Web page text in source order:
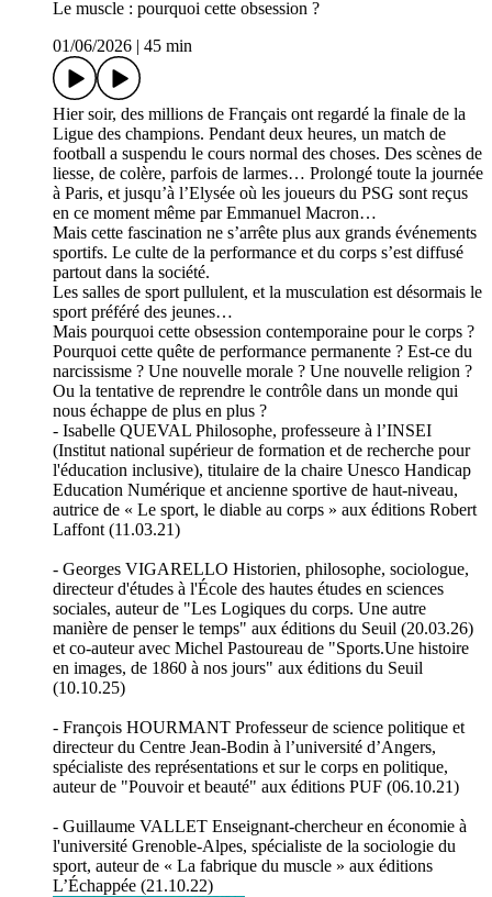
Le muscle : pourquoi cette obsession ?
01/06/2026
45 min
Hier soir, des millions de Français ont regardé la finale de la
Ligue des champions. Pendant deux heures, un match de
football a suspendu le cours normal des choses. Des scènes de
liesse, de colère, parfois de larmes… Prolongé toute la journée
à Paris, et jusqu’à l’Elysée où les joueurs du PSG sont reçus
en ce moment même par Emmanuel Macron…
Mais cette fascination ne s’arrête plus aux grands événements
sportifs. Le culte de la performance et du corps s’est diffusé
partout dans la société.
Les salles de sport pullulent, et la musculation est désormais le
sport préféré des jeunes…
Mais pourquoi cette obsession contemporaine pour le corps ?
Pourquoi cette quête de performance permanente ? Est-ce du
narcissisme ? Une nouvelle morale ? Une nouvelle religion ?
Ou la tentative de reprendre le contrôle dans un monde qui
nous échappe de plus en plus ?
- Isabelle QUEVAL Philosophe, professeure à l’INSEI
(Institut national supérieur de formation et de recherche pour
l'éducation inclusive), titulaire de la chaire Unesco Handicap
Education Numérique et ancienne sportive de haut-niveau,
autrice de « Le sport, le diable au corps » aux éditions Robert
Laffont (11.03.21)
- Georges VIGARELLO Historien, philosophe, sociologue,
directeur d'études à l'École des hautes études en sciences
sociales, auteur de "Les Logiques du corps. Une autre
manière de penser le temps" aux éditions du Seuil (20.03.26)
et co-auteur avec Michel Pastoureau de "Sports.Une histoire
en images, de 1860 à nos jours" aux éditions du Seuil
(10.10.25)
- François HOURMANT Professeur de science politique et
directeur du Centre Jean-Bodin à l’université d’Angers,
spécialiste des représentations et sur le corps en politique,
auteur de "Pouvoir et beauté" aux éditions PUF (06.10.21)
- Guillaume VALLET Enseignant-chercheur en économie à
l'université Grenoble-Alpes, spécialiste de la sociologie du
sport, auteur de « La fabrique du muscle » aux éditions
L’Échappée (21.10.22)